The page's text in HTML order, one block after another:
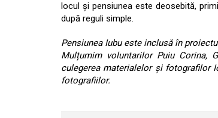
locul și pensiunea este deosebită,
după reguli simple.
Pensiunea Iubu este inclusă în
Mulțumim voluntarilor Puiu Corina,
culegerea materialelor și fotografilor
fotografiilor.